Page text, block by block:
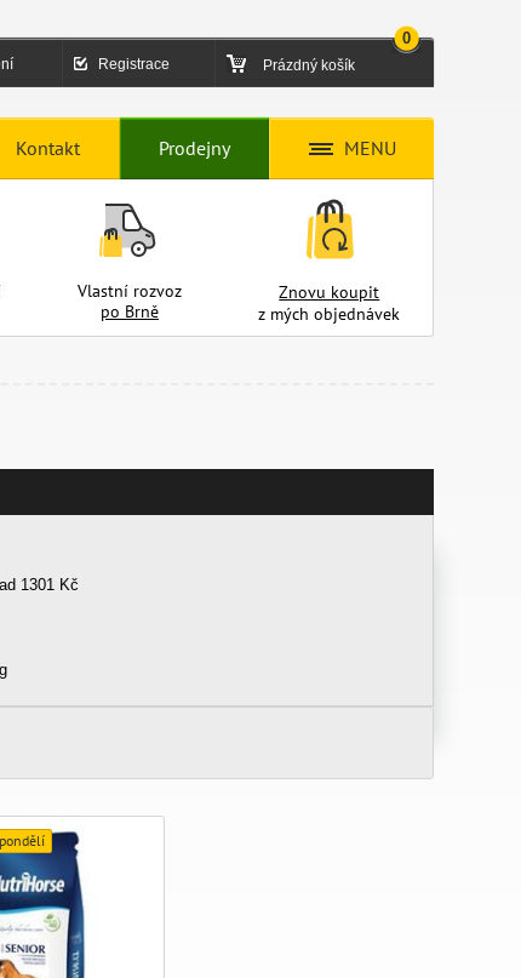
Registrace Prázdný košík
0
Kontakt Prodejny MENU
Vlastní rozvoz
po Brně
Znovu koupit
z mých objednávek
1301 Kč